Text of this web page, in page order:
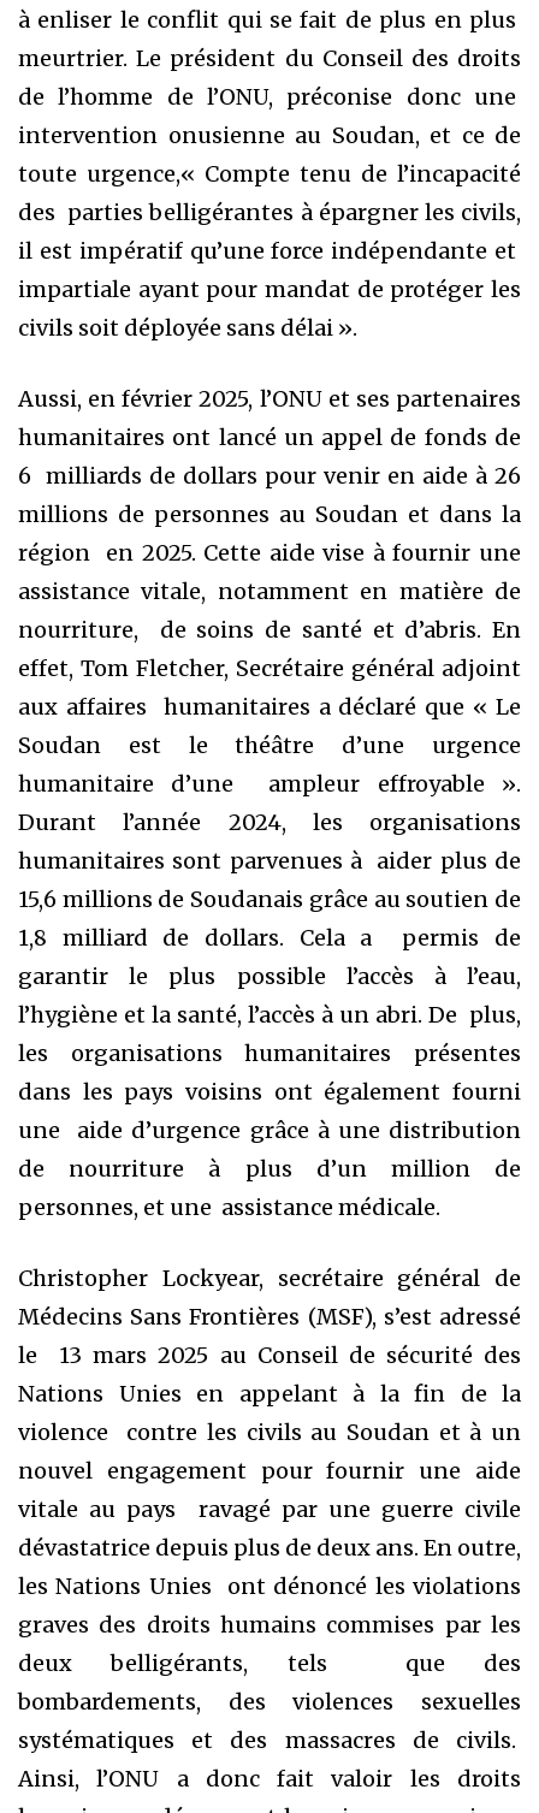
à enliser le conflit qui se fait de plus en plus
meurtrier. Le président du Conseil des droits
de l’homme de l’ONU, préconise donc une
intervention onusienne au Soudan, et ce de
toute urgence,« Compte tenu de l’incapacité
des parties belligérantes à épargner les civils,
il est impératif qu’une force indépendante et
impartiale ayant pour mandat de protéger les
civils soit déployée sans délai ».
Aussi, en février 2025, l’ONU et ses partenaires
humanitaires ont lancé un appel de fonds de
6 milliards de dollars pour venir en aide à 26
millions de personnes au Soudan et dans la
région en 2025. Cette aide vise à fournir une
assistance vitale, notamment en matière de
nourriture, de soins de santé et d’abris. En
effet, Tom Fletcher, Secrétaire général adjoint
aux affaires humanitaires a déclaré que « Le
Soudan est le théâtre d’une urgence
humanitaire d’une ampleur effroyable ».
Durant l’année 2024, les organisations
humanitaires sont parvenues à aider plus de
15,6 millions de Soudanais grâce au soutien de
1,8 milliard de dollars. Cela a permis de
garantir le plus possible l’accès à l’eau,
l’hygiène et la santé, l’accès à un abri. De plus,
les organisations humanitaires présentes
dans les pays voisins ont également fourni
une aide d’urgence grâce à une distribution
de nourriture à plus d’un million de
personnes, et une assistance médicale.
Christopher Lockyear, secrétaire général de
Médecins Sans Frontières (MSF), s’est adressé
le 13 mars 2025 au Conseil de sécurité des
Nations Unies en appelant à la fin de la
violence contre les civils au Soudan et à un
nouvel engagement pour fournir une aide
vitale au pays ravagé par une guerre civile
dévastatrice depuis plus de deux ans. En outre,
les Nations Unies ont dénoncé les violations
graves des droits humains commises par les
deux belligérants, tels que des
bombardements, des violences sexuelles
systématiques et des massacres de civils.
Ainsi, l’ONU a donc fait valoir les droits